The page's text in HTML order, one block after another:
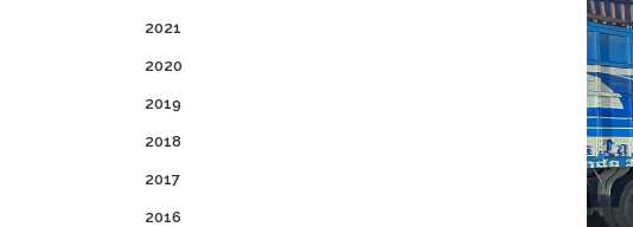
2021
2020
2019
2018
2017
2016